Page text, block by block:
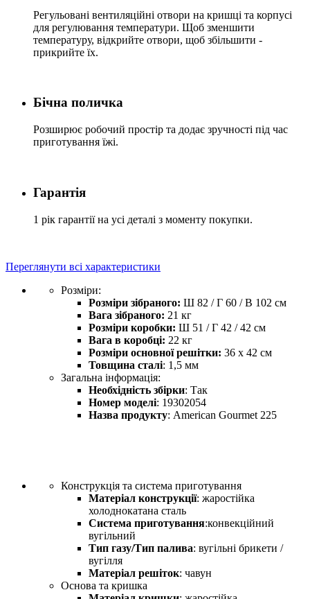
Регульовані вентиляційні отвори на кришці та корпусі
для регулювання температури. Щоб зменшити
температуру, відкрийте отвори, щоб збільшити -
прикрийте їх.
Бічна поличка
Розширює робочий простір та додає зручності під час
приготування їжі.
Гарантія
1 рік гарантії на усі деталі з моменту покупки.
Переглянути всі характеристики
Розміри:
Розміри зібраного: Ш 82 / Г 60 / В 102 см
Вага зібраного: 21 кг
Розміри коробки: Ш 51 / Г 42 / 42 см
Вага в коробці: 22 кг
Розміри основної решітки: 36 х 42 см
Товщина сталі: 1,5 мм
Загальна інформація:
Необхідність збірки: Так
Номер моделі: 19302054
Назва продукту: American Gourmet 225
Конструкція та система приготування
Матеріал конструкції: жаростійка
холоднокатана сталь
Система приготування:конвекційний
вугільний
Тип газу/Тип палива: вугільні брикети /
вугілля
Матеріал решіток: чавун
Основа та кришка